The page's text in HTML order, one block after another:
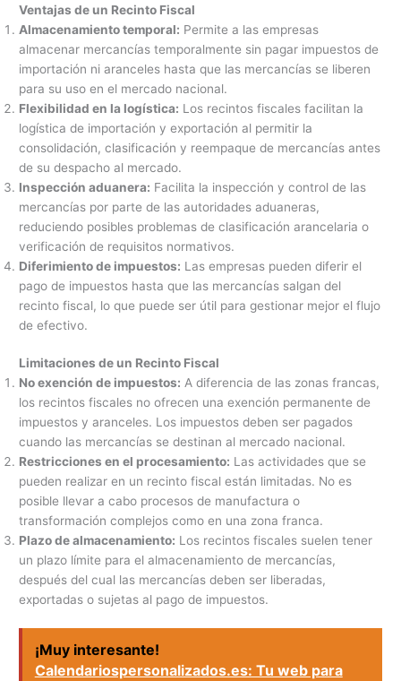
Ventajas de un Recinto Fiscal
Almacenamiento temporal: Permite a las empresas
almacenar mercancías temporalmente sin pagar impuestos de
importación ni aranceles hasta que las mercancías se liberen
para su uso en el mercado nacional.
Flexibilidad en la logística: Los recintos fiscales facilitan la
logística de importación y exportación al permitir la
consolidación, clasificación y reempaque de mercancías antes
de su despacho al mercado.
Inspección aduanera: Facilita la inspección y control de las
mercancías por parte de las autoridades aduaneras,
reduciendo posibles problemas de clasificación arancelaria o
verificación de requisitos normativos.
Diferimiento de impuestos: Las empresas pueden diferir el
pago de impuestos hasta que las mercancías salgan del
recinto fiscal, lo que puede ser útil para gestionar mejor el flujo
de efectivo.
Limitaciones de un Recinto Fiscal
No exención de impuestos: A diferencia de las zonas francas,
los recintos fiscales no ofrecen una exención permanente de
impuestos y aranceles. Los impuestos deben ser pagados
cuando las mercancías se destinan al mercado nacional.
Restricciones en el procesamiento: Las actividades que se
pueden realizar en un recinto fiscal están limitadas. No es
posible llevar a cabo procesos de manufactura o
transformación complejos como en una zona franca.
Plazo de almacenamiento: Los recintos fiscales suelen tener
un plazo límite para el almacenamiento de mercancías,
después del cual las mercancías deben ser liberadas,
exportadas o sujetas al pago de impuestos.
¡Muy interesante!
Calendariospersonalizados.es: Tu web para